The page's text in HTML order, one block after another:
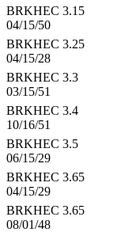
BRKHEC 3.15
04/15/50
BRKHEC 3.25
04/15/28
BRKHEC 3.3
03/15/51
BRKHEC 3.4
10/16/51
BRKHEC 3.5
06/15/29
BRKHEC 3.65
04/15/29
BRKHEC 3.65
08/01/48